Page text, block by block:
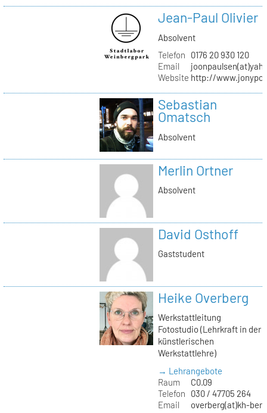
Jean-Paul Olivier
Absolvent
Telefon
0176 20 930 120
Email
Website http://
Sebastian
Omatsch
Absolvent
Merlin Ortner
Absolvent
David Osthoff
Gaststudent
Heike Overberg
Werkstattleitung
Fotostudio (Lehrkraft in der
künstlerischen
Werkstattlehre)
→ Lehrangebote
Raum
C0.09
Telefon
030 / 47705 264
Email
overberg(at)kh-